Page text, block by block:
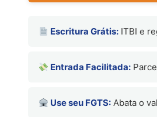
Escritura Grátis: ITBI e
Entrada Facilitada:
Use seu FGTS: Abata o